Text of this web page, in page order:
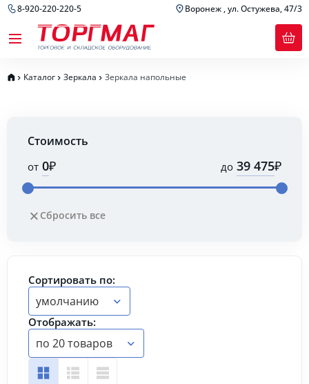
8-920-220-220-5 Воронеж , ул. Остужева, 47/3
Каталог Зеркала Зеркала напольные
Стоимость
от ₽ до ₽
Сбросить все
Сортировать по:
умолчанию
Отображать:
по 20 товаров